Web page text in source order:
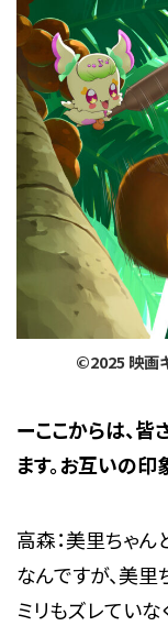
©2025 映画
ーここからは、
ます。お互いの印
高森：美里ちゃ
なんですが、美
ミリもズレていな